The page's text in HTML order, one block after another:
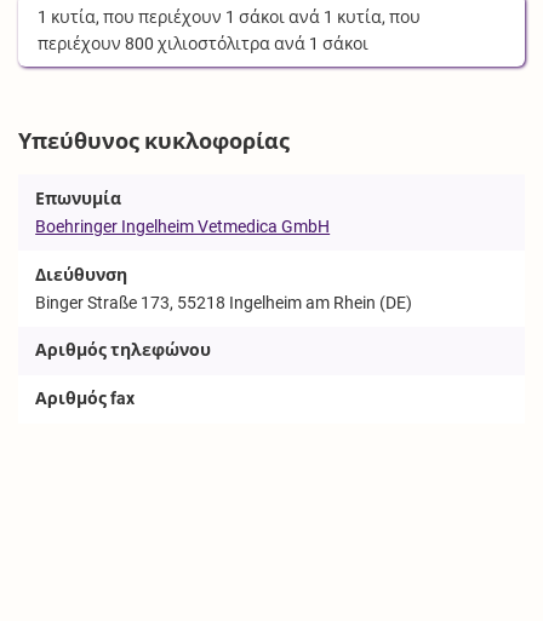
1 κυτία, που περιέχουν 1 σάκοιανά 1 κυτία, που
περιέχουν800 χιλιοστόλιτραανά 1 σάκοι
Υπεύθυνος κυκλοφορίας
Επωνυμία
Boehringer Ingelheim Vetmedica GmbH
Διεύθυνση
Binger Straße 173, 55218 Ingelheim am Rhein (DE)
Αριθμός τηλεφώνου
Αριθμός fax